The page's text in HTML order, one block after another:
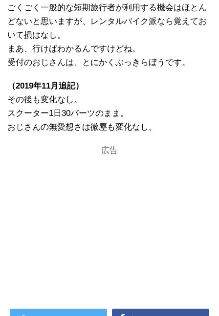
ごくごく一般的な短期旅行者が利用する機会はほとん
どないと思いますが、レンタルバイク派なら覚えてお
いて損はなし。
まあ、行けばわかるんですけどね。
受付のおじさんは、とにかくぶっきらぼうです。
（2019年11月追記）
その後も変化なし。
スクーター1日30バーツのまま。
おじさんの無愛想さは微塵も変化なし。
広告